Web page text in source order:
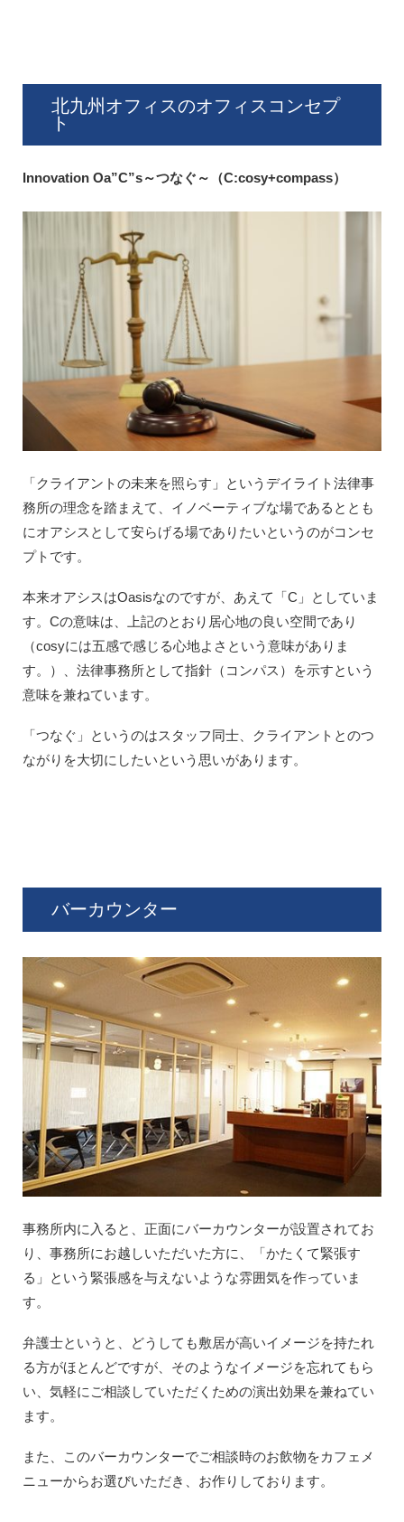
北九州オフィスのオフィスコンセプ
ト
Innovation Oa”C”s～つなぐ～（C:cosy+compass）
「クライアントの未来を照らす」というデイライト法律事
務所の理念を踏まえて、イノベーティブな場であるととも
にオアシスとして安らげる場でありたいというのがコンセ
プトです。
本来オアシスはOasisなのですが、あえて「C」としていま
す。Cの意味は、上記のとおり居心地の良い空間であり
（cosyには五感で感じる心地よさという意味がありま
す。）、法律事務所として指針（コンパス）を示すという
意味を兼ねています。
「つなぐ」というのはスタッフ同士、クライアントとのつ
ながりを大切にしたいという思いがあります。
バーカウンター
事務所内に入ると、正面にバーカウンターが設置されてお
り、事務所にお越しいただいた方に、「かたくて緊張す
る」という緊張感を与えないような雰囲気を作っていま
す。
弁護士というと、どうしても敷居が高いイメージを持たれ
る方がほとんどですが、そのようなイメージを忘れてもら
い、気軽にご相談していただくための演出効果を兼ねてい
ます。
また、このバーカウンターでご相談時のお飲物をカフェメ
ニューからお選びいただき、お作りしております。